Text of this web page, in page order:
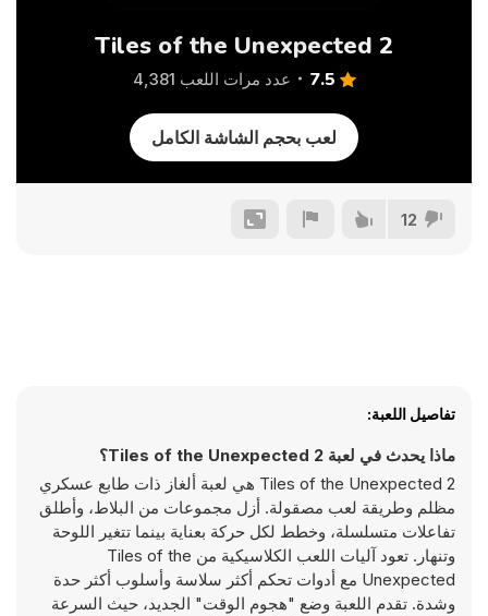
Tiles of the Unexpected 2
7.5 عدد مرات اللعب 4,381
لعب بحجم الشاشة الكامل
12
تفاصيل اللعبة:
ماذا يحدث في لعبة Tiles of the Unexpected 2؟
Tiles of the Unexpected 2 هي لعبة ألغاز ذات طابع عسكري
مظلم وطريقة لعب مصقولة. أزل مجموعات من البلاط، وأطلق
تفاعلات متسلسلة، وخطط لكل حركة بعناية بينما تتغير اللوحة
وتنهار. تعود آليات اللعب الكلاسيكية من Tiles of the
Unexpected مع أدوات تحكم أكثر سلاسة وأسلوب أكثر حدة
وشدة. تقدم اللعبة وضع "هجوم الوقت" الجديد، حيث السرعة